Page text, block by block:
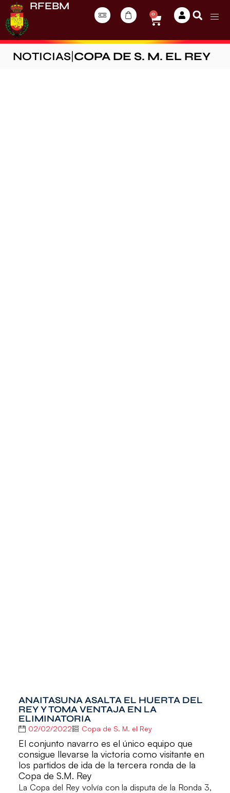
RFEBM
0
NOTICIAS COPA DE S. M. EL REY
ANAITASUNA ASALTA EL HUERTA DEL
REY Y TOMA VENTAJA EN LA
ELIMINATORIA
02/02/2022 Copa de S. M. el Rey
El conjunto navarro es el único equipo que
consigue llevarse la victoria como visitante en
los partidos de ida de la tercera ronda de la
Copa de S.M. Rey
La Copa del Reyvolvía con la disputa de la Ronda 3,